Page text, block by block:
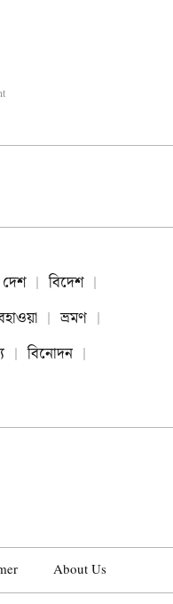
দেশ
বিদেশ
ভ্রমণ
বিনোদন
About Us